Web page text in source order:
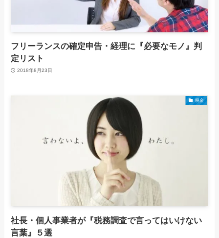
フリーランスの確定申告・経理に『必要なモノ』判
定リスト
2018年8月23日
税金
社長・個人事業者が『税務調査で言ってはいけない
言葉』５選